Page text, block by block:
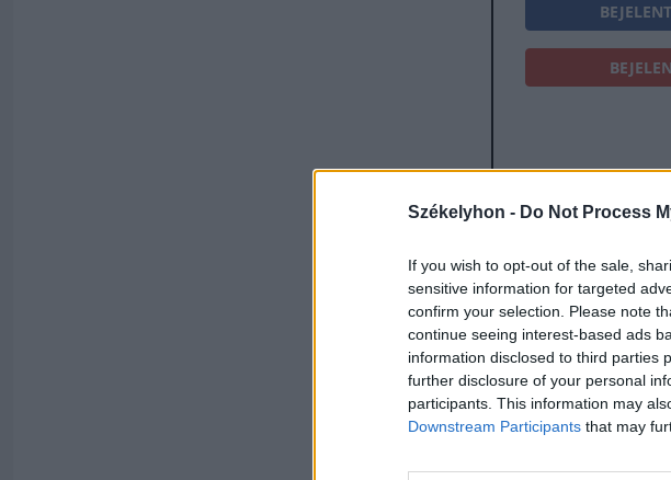
Székelyhon - Do Not Process
If you wish to opt-out of the sale,
sensitive information for targeted
confirm your selection. Please note
continue seeing interest-based ads
information disclosed to third parties
further disclosure of your personal
participants. This information may
Downstream Participants that may
E-mail-cím
Jelszó
Elfelejtette a